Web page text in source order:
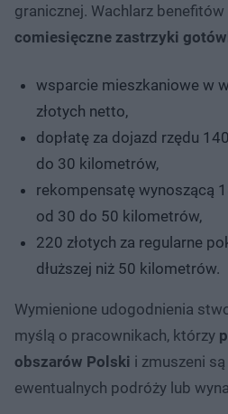
granicznej. Wachlarz
comiesięczne zastrzyki
wsparcie mieszkaniowe w
złotych netto,
dopłatę za dojazd rzędu
do 30 kilometrów,
rekompensatę wynoszącą
od 30 do 50 kilometrów,
220 złotych za regularne
dłuższej niż 50 kilometrów.
Wymienione udogodnienia
myślą o pracownikach, którzy
obszarów Polski i zmuszeni
ewentualnych podróży lub